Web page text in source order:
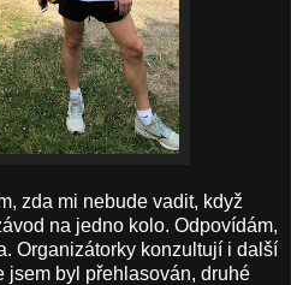
zda mi nebude vadit, když
na jedno kolo. Odpovídám,
Organizátorky konzultují i další
jsem byl přehlasován, druhé